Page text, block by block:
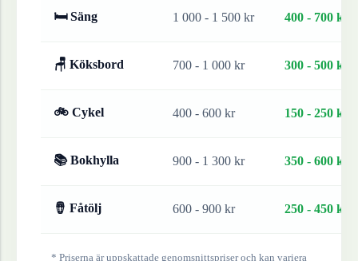
🛏 Säng 1 000 - 1 500 kr 400 - 700 kr
🪑 Köksbord 700 - 1 000 kr 300 - 500 kr
🚲 Cykel 400 - 600 kr 150 - 250 kr
📚 Bokhylla 900 - 1 300 kr 350 - 600 kr
🪘 Fåtölj 600 - 900 kr 250 - 450 kr
* Priserna är uppskattade genomsnittspriser och kan variera